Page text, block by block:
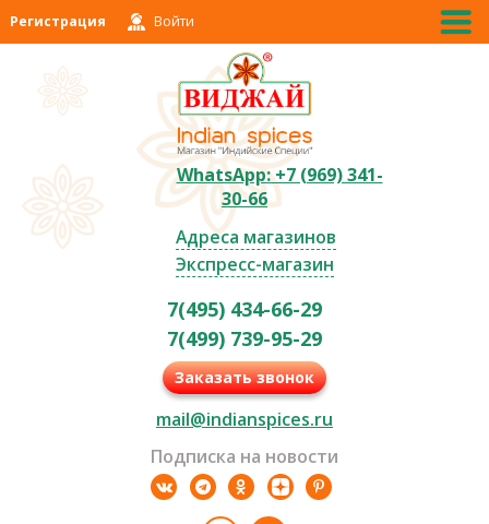
Регистрация Войти
WhatsApp: +7 (969) 341-
30-66
Адреса магазинов
Экспресс-магазин
7(495) 434-66-29
7(499) 739-95-29
Заказать звонок
mail@indianspices.ru
Подписка на новости